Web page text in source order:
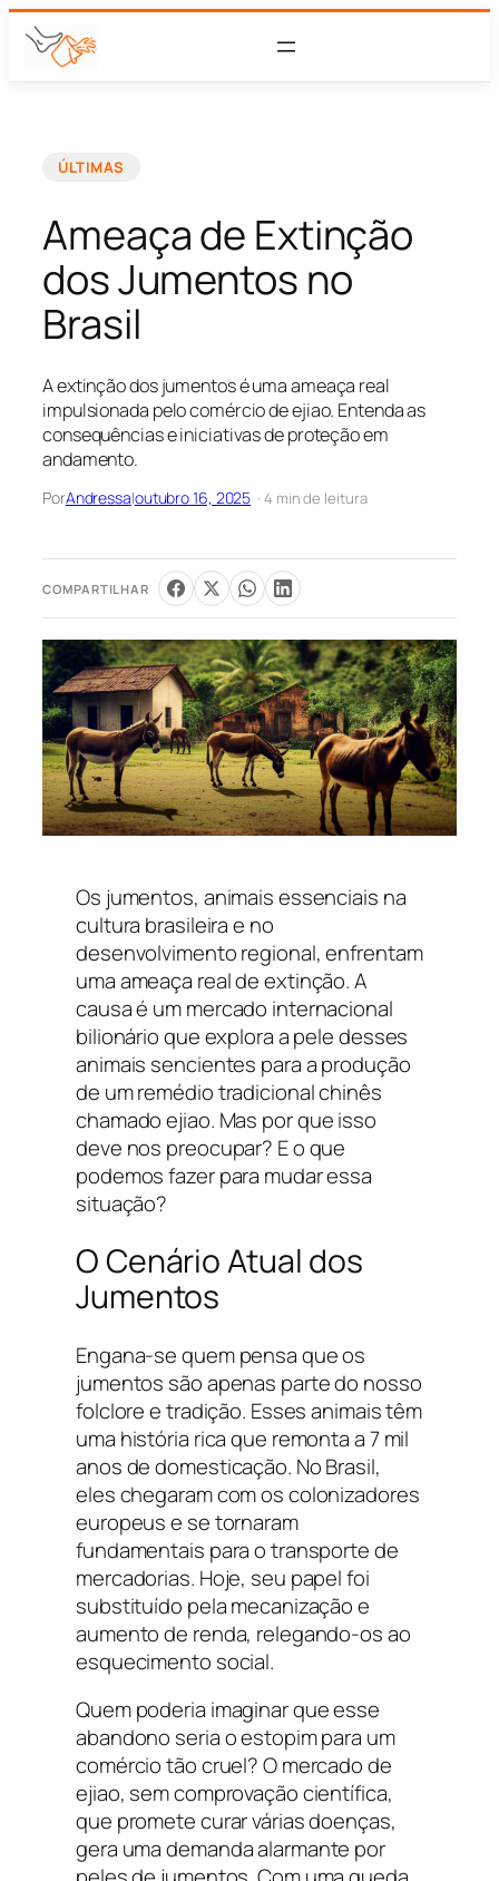
ÚLTIMAS
Ameaça de Extinção
dos Jumentos no
Brasil
A extinção dos jumentos é uma ameaça real
impulsionada pelo comércio de ejiao. Entenda as
consequências e iniciativas de proteção em
andamento.
PorAndressa|outubro 16, 2025 · 4 min de leitura
COMPARTILHAR
Os jumentos, animais essenciais na
cultura brasileira e no
desenvolvimento regional, enfrentam
uma ameaça real de extinção. A
causa é um mercado internacional
bilionário que explora a pele desses
animais sencientes para a produção
de um remédio tradicional chinês
chamadoejiao. Mas por que isso
deve nos preocupar? E o que
podemos fazer para mudar essa
situação?
O Cenário Atual dos
Jumentos
Engana-se quem pensa que os
jumentos são apenas parte do nosso
folclore e tradição. Esses animais têm
uma história rica que remonta a 7 mil
anos de domesticação. No Brasil,
eles chegaram com os colonizadores
europeus e se tornaram
fundamentais para o transporte de
mercadorias. Hoje, seu papel foi
substituído pela mecanização e
aumento de renda, relegando-os ao
esquecimento social.
Quem poderia imaginar que esse
abandono seria o estopim para um
comércio tão cruel? O mercado de
ejiao, sem comprovação científica,
que promete curar várias doenças,
gera uma demanda alarmante por